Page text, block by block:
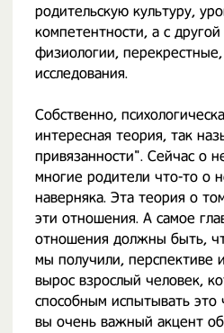
родительскую культуру,
компетентности, а с
физиологии,
исследования.
Собственно,
интересная теория, так
привязанности". Сейчас о
многие родители что-то о
наверняка. Эта теория о
эти отношения. А самое
отношения должны быть,
мы получили, перспективе
вырос взрослый человек,
способным испытывать это
вы очень важный акцент